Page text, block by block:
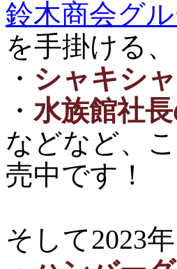
鈴木商会グ
を手掛ける、
・ シャキシ
・水族館社
などなど、
売中です！
そして2023